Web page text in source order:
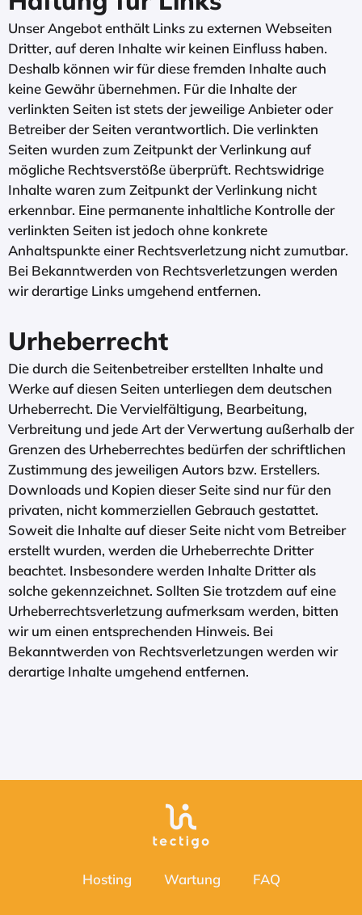
Unser Angebot enthält Links zu externen Webseiten
Dritter, auf deren Inhalte wir keinen Einfluss haben.
Deshalb können wir für diese fremden Inhalte auch
keine Gewähr übernehmen. Für die Inhalte der
verlinkten Seiten ist stets der jeweilige Anbieter oder
Betreiber der Seiten verantwortlich. Die verlinkten
Seiten wurden zum Zeitpunkt der Verlinkung auf
mögliche Rechtsverstöße überprüft. Rechtswidrige
Inhalte waren zum Zeitpunkt der Verlinkung nicht
erkennbar. Eine permanente inhaltliche Kontrolle der
verlinkten Seiten ist jedoch ohne konkrete
Anhaltspunkte einer Rechtsverletzung nicht zumutbar.
Bei Bekanntwerden von Rechtsverletzungen werden
wir derartige Links umgehend entfernen.
Urheberrecht
Die durch die Seitenbetreiber erstellten Inhalte und
Werke auf diesen Seiten unterliegen dem deutschen
Urheberrecht. Die Vervielfältigung, Bearbeitung,
Verbreitung und jede Art der Verwertung außerhalb der
Grenzen des Urheberrechtes bedürfen der schriftlichen
Zustimmung des jeweiligen Autors bzw. Erstellers.
Downloads und Kopien dieser Seite sind nur für den
privaten, nicht kommerziellen Gebrauch gestattet.
Soweit die Inhalte auf dieser Seite nicht vom Betreiber
erstellt wurden, werden die Urheberrechte Dritter
beachtet. Insbesondere werden Inhalte Dritter als
solche gekennzeichnet. Sollten Sie trotzdem auf eine
Urheberrechtsverletzung aufmerksam werden, bitten
wir um einen entsprechenden Hinweis. Bei
Bekanntwerden von Rechtsverletzungen werden wir
derartige Inhalte umgehend entfernen.
Hosting Wartung FAQ